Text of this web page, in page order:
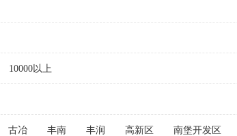
10000以上
古冶 丰南 丰润 高新区 南堡开发区